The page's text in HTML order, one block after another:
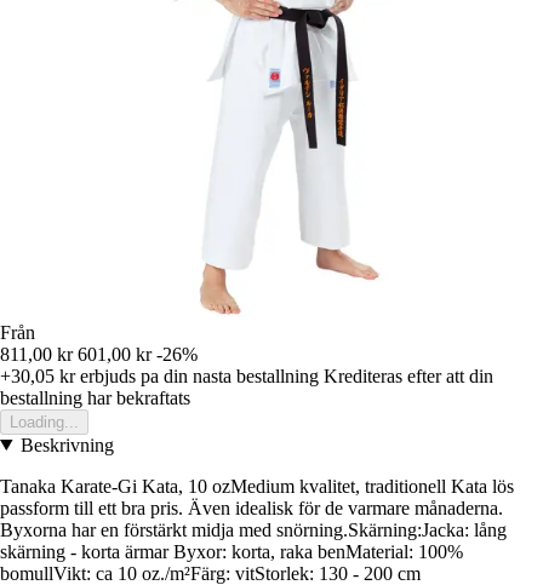
Från
811,00 kr 601,00 kr -26%
+30,05 krerbjuds pa din nasta bestallning Krediteras efter att din
bestallning har bekraftats
Loading...
Beskrivning
Tanaka Karate-Gi Kata, 10 ozMedium kvalitet, traditionell Kata lös
passform till ett bra pris. Även idealisk för de varmare månaderna.
Byxorna har en förstärkt midja med snörning.Skärning:Jacka: lång
skärning - korta ärmar Byxor: korta, raka benMaterial: 100%
bomullVikt: ca 10 oz./m²Färg: vitStorlek: 130 - 200 cm